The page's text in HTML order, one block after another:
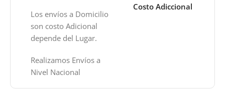
Los envíos a Domicilio
son costo Adicional
depende del Lugar.
Realizamos Envíos a
Nivel Nacional
Costo Adiccional